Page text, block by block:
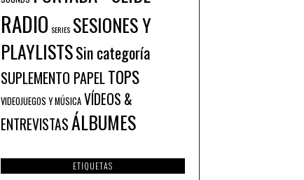
RADIO SERIES SESIONES Y
PLAYLISTSSin categoría
SUPLEMENTO PAPELTOPS
VIDEOJUEGOS Y MÚSICA VÍDEOS &
ENTREVISTASÁLBUMES
ETIQUETAS